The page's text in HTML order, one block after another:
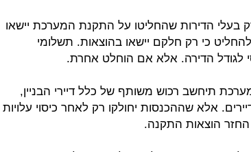
בעלי הדירות שהחליטו על התקנת המערכת יישאו
כי רק חלקם יישאו בהוצאות. תשלומי
לגודל הדירה. אלא אם הוחלט אחרת.
תיחשב רכוש משותף של כלל דיירי הבניין,
אלא שההכנסות יחולקו רק לאחר כיסוי עלויות
הוצאות התקנה.